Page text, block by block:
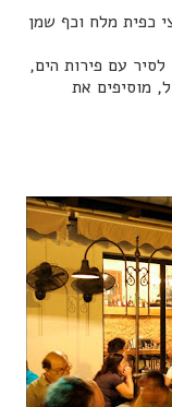
כפית מלח וכף שמן
עם פירות הים,
מוסיפים את